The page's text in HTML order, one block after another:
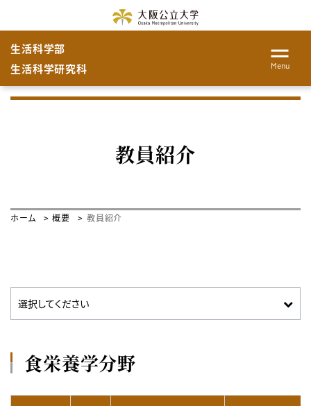
生活科学部
生活科学研究科
Menu
教員紹介
ホーム 概要 教員紹介
食栄養学分野